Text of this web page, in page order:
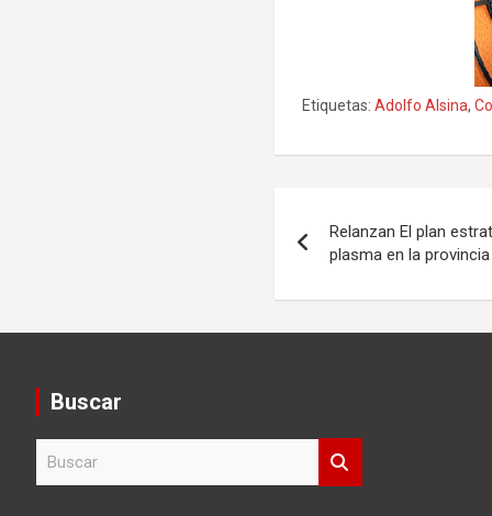
Etiquetas: Adolfo Alsina,
de
entradas
Relanzan El plan
plasma en la
Buscar